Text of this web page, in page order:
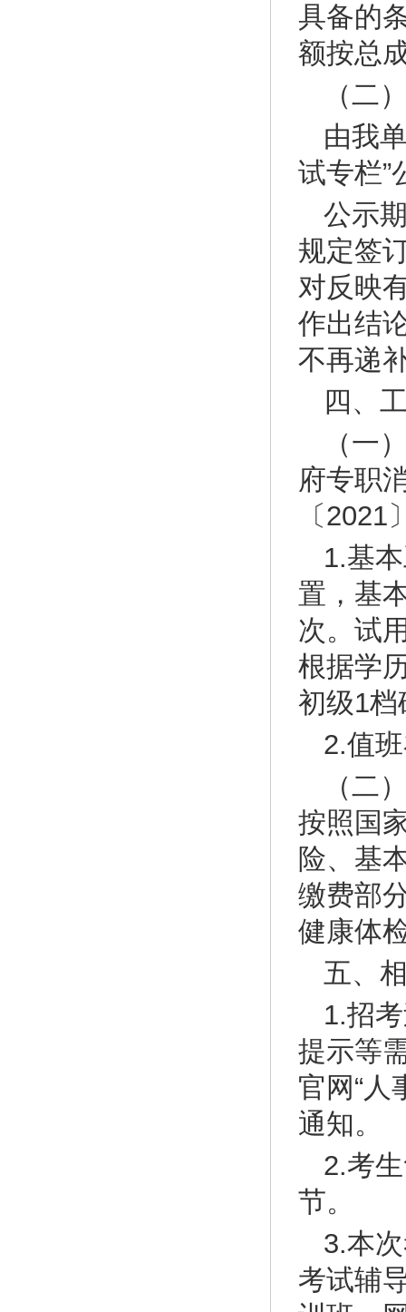
具备的
额按总
（二
由我
试专栏”
公示
规定签
对反映
作出结
不再递
四、
（一
府专职
〔
1.基
置，基
次。试
根据学
初级1档
2.值
（二
按照国
险、基
缴费部
健康体
五、
1.招
提示等
官网“人
通知。
2.考
节。
3.本
考试辅